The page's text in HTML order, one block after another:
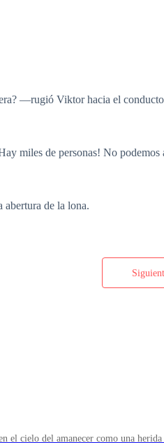
—rugió Viktor hacia el
miles de personas! No podemos
de la lona.
la puerta trasera. La madera
contra la pared del carruaje,
el cielo del amanecer como una